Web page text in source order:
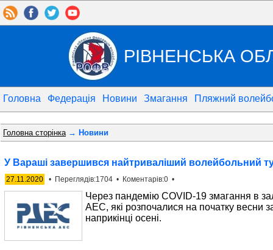
РІВНЕНСЬКА
Головна Федерація Новини Змагання Пляжний
Головна сторінка→ Новини
У Вараші завершився найтриваліший волейбольний
27.11.2020 • Переглядів:1704 • Коментарів:0 •
Через пандемію COVID-19 змагання в
АЕС, які розпочалися на початку весни
наприкінці осені.